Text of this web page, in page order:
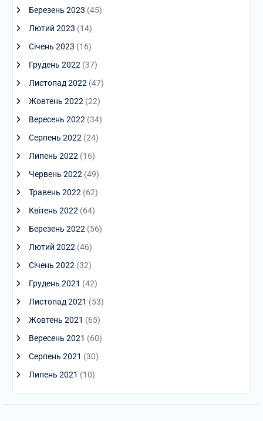
Березень 2023 (45)
Лютий 2023 (14)
Січень 2023 (16)
Грудень 2022(37)
Листопад 2022(47)
Жовтень 2022(22)
Вересень 2022(34)
Серпень 2022(24)
Липень 2022(16)
Червень 2022(49)
Травень 2022(62)
Квітень 2022(64)
Березень 2022(56)
Лютий 2022(46)
Січень 2022(32)
Грудень 2021 (42)
Листопад 2021 (53)
Жовтень 2021 (65)
Вересень 2021 (60)
Серпень 2021 (30)
Липень 2021 (10)